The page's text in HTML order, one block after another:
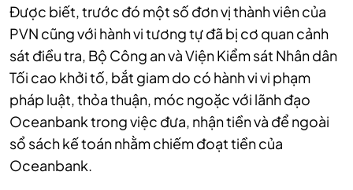
Được biết, trước đó một số đơn vị thành viên của
PVN cũng với hành vi tương tự đã bị cơ quan cảnh
sát điều tra, Bộ Công an và Viện Kiểm sát Nhân dân
Tối cao khởi tố, bắt giam do có hành vi vi phạm
pháp luật, thỏa thuận, móc ngoặc với lãnh đạo
Oceanbank trong việc đưa, nhận tiền và để ngoài
sổ sách kế toán nhằm chiếm đoạt tiền của
Oceanbank.